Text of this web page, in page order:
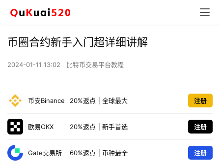
币圈合约新手入门超详细讲解
2024-01-11 13:02 比特币交易平台教程
币安Binance 20%返点 全球最大 注册
欧易OKX 20%返点 新手首选 注册
Gate交易所 60%返点 币种最全 注册